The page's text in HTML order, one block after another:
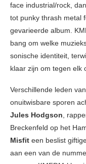
face industrial/rock,
tot punky thrash metal
gevarieerde album.
bang om welke
sonische identiteit,
klaar zijn om tegen elk
Verschillende leden
onuitwisbare sporen
Jules Hodgson,
Breckenfeld op het
Misfit een beslist
aan een van de